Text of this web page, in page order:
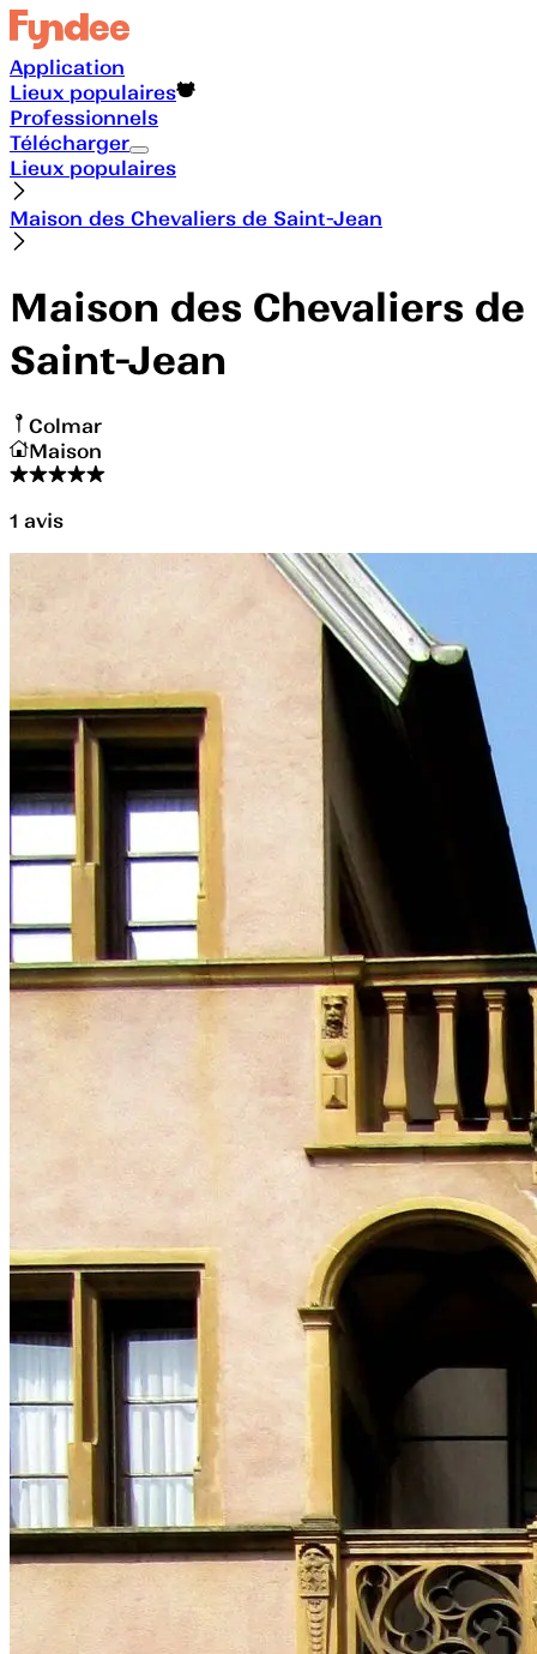
Application
Lieux populaires
Professionnels
Télécharger
Lieux populaires
Maison des Chevaliers de Saint-Jean
Maison des Chevaliers de
Saint-Jean
Colmar
Maison
1 avis